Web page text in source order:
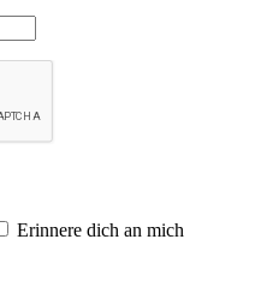
Erinnere dich an mich